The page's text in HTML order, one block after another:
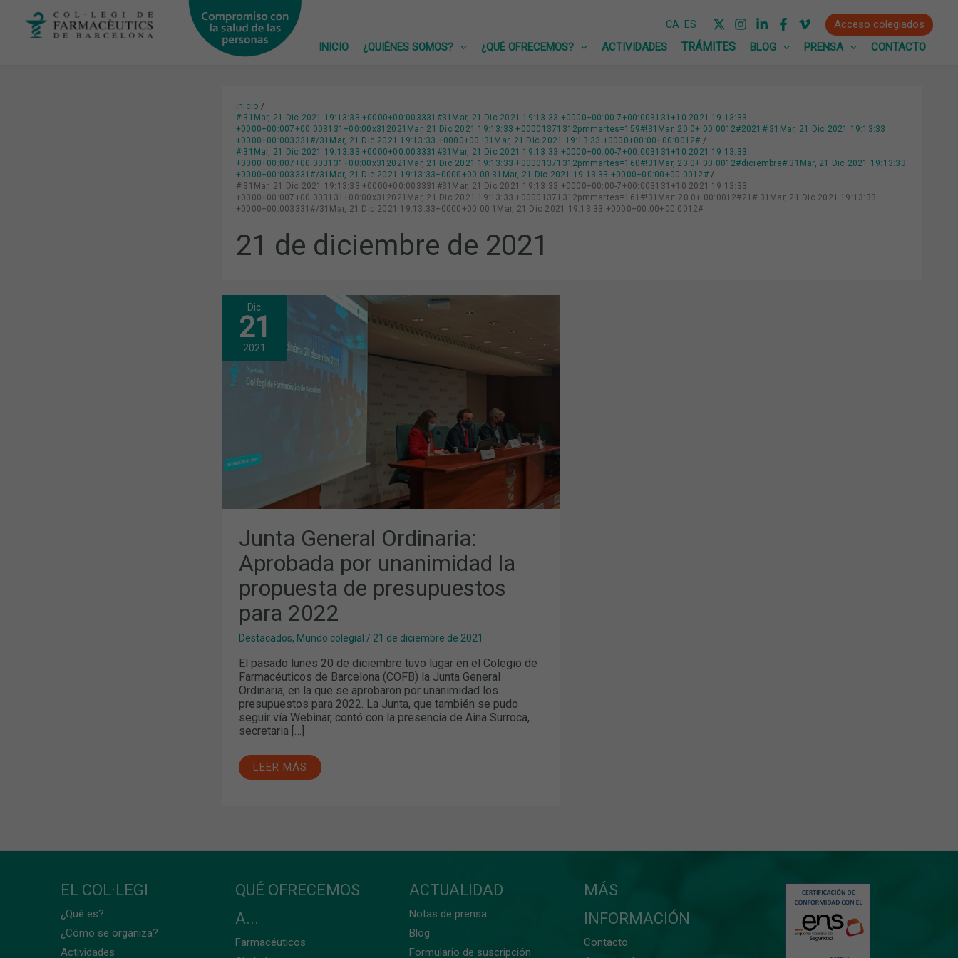
CA ES
Acceso colegiados
INICIO
¿QUIÉNES SOMOS? ¿QUÉ OFRECEMOS? ACTIVIDADES BLOG PRENSA CONTACTO
Inicio
#!31Mar, 21 Dic 2021 19:13:33 +0000+00:003331#31Mar, 21 Dic 2021 19:13:33 +0000+00:00-7+00:003131+10 2021 19:13:33
+0000+00:007+00:003131+00:00x312021Mar, 21 Dic 2021 19:13:33 +00001371312pmmartes=159#!31Mar, 20 0+ 00:0012#2021#!31Mar, 21 Dic 2021 19:13:33
+0000+00:003331#/31Mar, 21 Dic 2021 19:13:33 +0000+00 !31Mar, 21 Dic 2021 19:13:33 +0000+00:00+00:0012#
#!31Mar, 21 Dic 2021 19:13:33 +0000+00:003331#31Mar, 21 Dic 2021 19:13:33 +0000+00:00-7+00:003131+10 2021 19:13:33
+0000+00:007+00:003131+00:00x312021Mar, 21 Dic 2021 19:13:33 +00001371312pmmartes=160#!31Mar, 20 0+ 00:0012#diciembre#!31Mar, 21 Dic 2021 19:13:33
+0000+00:003331#/31Mar, 21 Dic 2021 19:13:33+0000+00:00 31Mar, 21 Dic 2021 19:13:33 +0000+00:00+00:0012#
#!31Mar, 21 Dic 2021 19:13:33 +0000+00:003331#31Mar, 21 Dic 2021 19:13:33 +0000+00:00-7+00:003131+10 2021 19:13:33
+0000+00:007+00:003131+00:00x312021Mar, 21 Dic 2021 19:13:33 +00001371312pmmartes=161#!31Mar: 20 0+ 00:0012#21#!31Mar, 21 Dic 2021 19:13:33
+0000+00:003331#/31Mar, 21 Dic 2021 19:13:33+0000+00:00 1Mar, 21 Dic 2021 19:13:33 +0000+00:00+00:0012#
21 de diciembre de 2021
Dic
21
2021
Junta General Ordinaria:
Aprobada por unanimidad la
propuesta de presupuestos
para 2022
Destacados, Mundo colegial / 21 de diciembre de 2021
El pasado lunes 20 de diciembre tuvo lugar en el Colegio de
Farmacéuticos de Barcelona (COFB) la Junta General
Ordinaria, en la que se aprobaron por unanimidad los
presupuestos para 2022. La Junta, que también se pudo
seguir vía Webinar, contó con la presencia de Aina Surroca,
secretaria […]
JUNTA
GENERAL
ORDINARIA:
APROBADA
POR
UNANIMIDAD
LA
PROPUESTA
LEER MÁS
EL COL·LEGI
¿Qué es?
¿Cómo se organiza?
Actividades
QUÉ OFRECEMOS
A...
Farmacéuticos
ACTUALIDAD
Notas de prensa
Blog
Formulario de suscripción
MÁS
INFORMACIÓN
Contacto